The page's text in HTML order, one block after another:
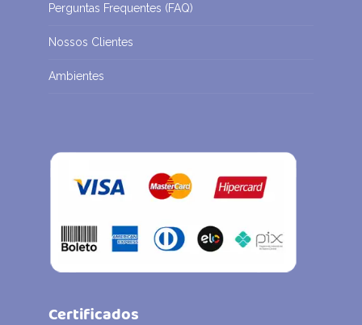
Perguntas Frequentes (FAQ)
Nossos Clientes
Ambientes
Certificados